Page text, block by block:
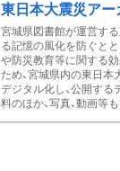
東日本大震災アー
宮城県図書館が運営す
る記憶の風化を防ぐとと
や防災教育等に関する
ため、宮城県内の東日本
デジタル化し、公開する
料のほか、写真、動画等も